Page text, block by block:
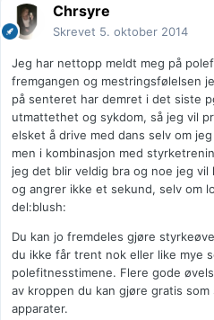
Chrsyre
Skrevet 5. oktober 2014
Jeg har nettopp meldt meg på
fremgangen og mestringsfølelsen
på senteret har demret i det siste
utmattethet og sykdom, så jeg vil
elsket å drive med dans selv om
men i kombinasjon med
jeg det blir veldig bra og noe jeg vil
og angrer ikke et sekund, selv om
del:blush:
Du kan jo fremdeles gjøre
du ikke får trent nok eller like mye
polefitnesstimene. Flere gode
av kroppen du kan gjøre gratis
apparater.